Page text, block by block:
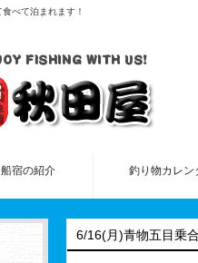
べて泊まれます！
船宿の紹介 釣り物カレン
6/16(月)青物五目乗